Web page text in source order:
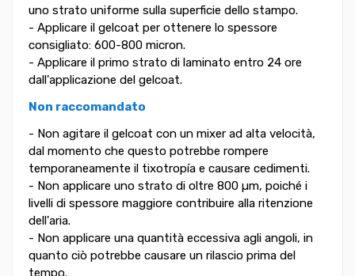
uno strato uniforme sulla superficie dello stampo.
- Applicare il gelcoat per ottenere lo spessore
consigliato: 600-800 micron.
- Applicare il primo strato di laminato entro 24 ore
dall'applicazione del gelcoat.
Non raccomandato
- Non agitare il gelcoat con un mixer ad alta velocità,
dal momento che questo potrebbe rompere
temporaneamente il tixotropía e causare cedimenti.
- Non applicare uno strato di oltre 800 µm, poiché i
livelli di spessore maggiore contribuire alla ritenzione
dell'aria.
- Non applicare una quantità eccessiva agli angoli, in
quanto ciò potrebbe causare un rilascio prima del
tempo.